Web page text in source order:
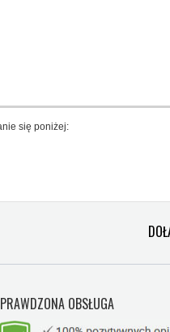
się poniżej:
OBSŁUGA